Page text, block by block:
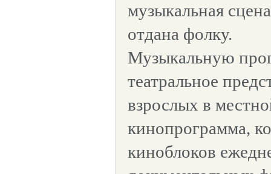
музыкальная
отдана фолку.
Музыкальную
театральное
взрослых в
кинопрограмма,
киноблоков